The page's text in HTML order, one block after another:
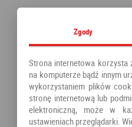
Zgody
Strona internetowa
na komputerze bądź innym
wykorzystaniem plików
stronę internetową lub
elektroniczną, może w
ustawieniach przeglądarki.